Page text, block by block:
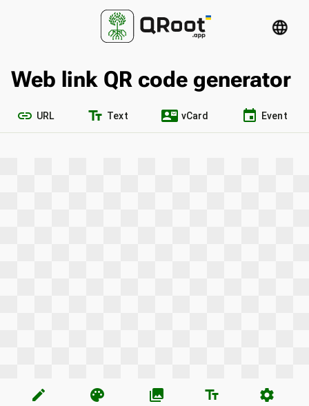
language
Web link QR code generator
link URL text_fields Text contact_mail vCard event Event
edit palette photo_library text_fields settings